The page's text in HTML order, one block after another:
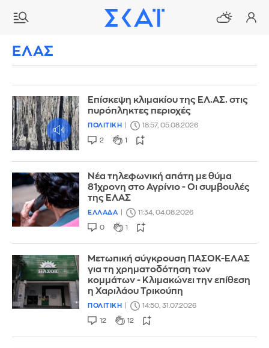
ΕΛΑΣ
Επίσκεψη κλιμακίου της ΕΛ.ΑΣ. στις
πυρόπληκτες περιοχές
ΠΟΛΙΤΙΚΗ 18:57, 05.08.2026
2 1
Νέα τηλεφωνική απάτη με θύμα
81χρονη στο Αγρίνιο - Οι συμβουλές
της ΕΛΑΣ
ΕΛΛΑΔΑ 11:34, 04.08.2026
0 1
Μετωπική σύγκρουση ΠΑΣΟΚ-ΕΛΑΣ
για τη χρηματοδότηση των
κομμάτων - Κλιμακώνει την επίθεση
η Χαριλάου Τρικούπη
ΠΟΛΙΤΙΚΗ 14:50, 31.07.2026
12 12